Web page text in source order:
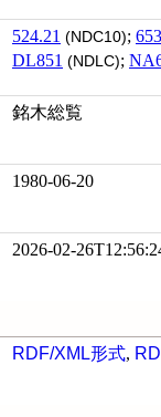
524.21 (NDC10);
DL851 (NDLC);
銘木総覧
1980-06-20
2026-02-
RDF/XML形式,